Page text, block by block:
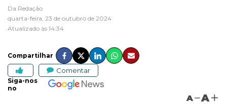
Da Redação
quarta-feira, 23 de outubro de 2024
Atualizado às 14:34
Compartilhar
Comentar
Siga-nos
no
A A